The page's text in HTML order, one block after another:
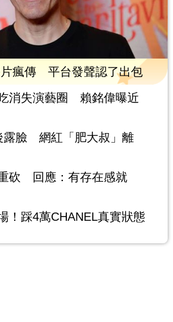
瘋傳 平台發聲認了出包
消失演藝圈 賴銘偉曝近
露臉 網紅「肥大叔」離
砍 回應：有存在感就
！踩4萬CHANEL真實狀態